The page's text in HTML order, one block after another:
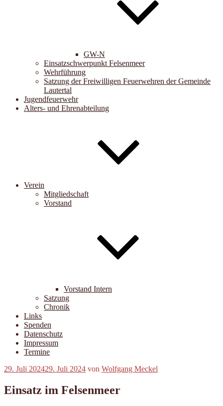
GW-N
Einsatzschwerpunkt Felsenmeer
Wehrführung
Satzung der Freiwilligen Feuerwehren der Gemeinde
Lautertal
Jugendfeuerwehr
Alters- und Ehrenabteilung
Verein
Mitgliedschaft
Vorstand
Vorstand Intern
Satzung
Chronik
Links
Spenden
Datenschutz
Impressum
Termine
Veröffentlicht
29. Juli 202429. Juli 2024 von Wolfgang Meckel
Einsatz im Felsenmeer